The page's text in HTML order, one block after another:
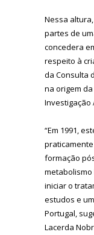
Nessa
partes de
concedera
respeito à
da Consulta
na origem
Investigação
“Em 1991,
formação
iniciar o
estudos e
Portugal,
Lacerda